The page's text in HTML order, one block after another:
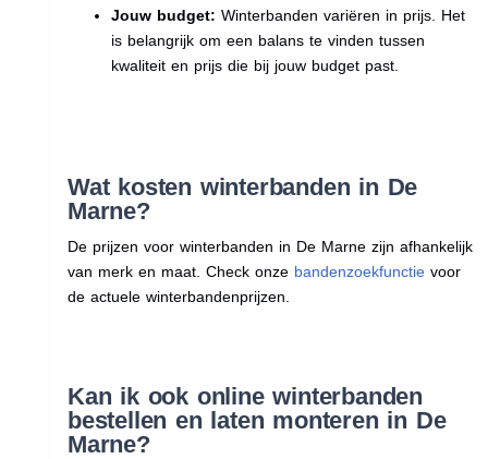
Jouw budget: Winterbanden variëren in prijs. Het
is belangrijk om een balans te vinden tussen
kwaliteit en prijs die bij jouw budget past.
Wat kosten winterbanden in De
Marne?
De prijzen voor winterbanden in De Marne zijn afhankelijk
van merk en maat. Check onze bandenzoekfunctievoor
de actuele winterbandenprijzen.
Kan ik ook online winterbanden
bestellen en laten monteren in De
Marne?